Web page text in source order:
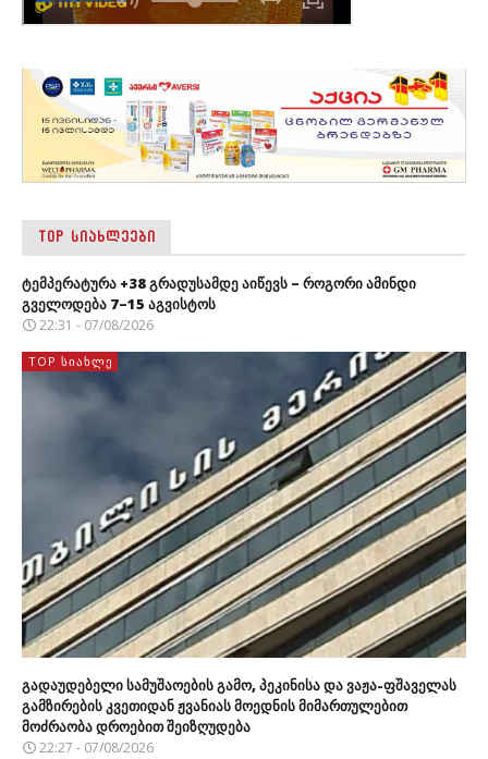
TOP ᲡᲘᲐᲮᲚᲔᲔᲑᲘ
ტემპერატურა +38 გრადუსამდე აიწევს – როგორი ამინდი
გველოდება 7–15 აგვისტოს
22:31 - 07/08/2026
TOP ᲡᲘᲐᲮᲚᲔ
გადაუდებელი სამუშაოების გამო, პეკინისა და ვაჟა-ფშაველას
გამზირების კვეთიდან ჟვანიას მოედნის მიმართულებით
მოძრაობა დროებით შეიზღუდება
22:27 - 07/08/2026